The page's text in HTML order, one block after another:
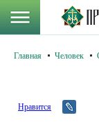
Главная Человек
Нравится